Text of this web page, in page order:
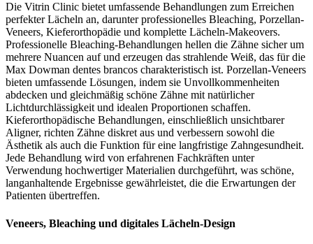
Die Vitrin Clinic bietet umfassende Behandlungen zum Erreichen
perfekter Lächeln an, darunter professionelles Bleaching, Porzellan-
Veneers, Kieferorthopädie und komplette Lächeln-Makeovers.
Professionelle Bleaching-Behandlungen hellen die Zähne sicher um
mehrere Nuancen auf und erzeugen das strahlende Weiß, das für die
Max Dowman dentes brancos charakteristisch ist. Porzellan-Veneers
bieten umfassende Lösungen, indem sie Unvollkommenheiten
abdecken und gleichmäßig schöne Zähne mit natürlicher
Lichtdurchlässigkeit und idealen Proportionen schaffen.
Kieferorthopädische Behandlungen, einschließlich unsichtbarer
Aligner, richten Zähne diskret aus und verbessern sowohl die
Ästhetik als auch die Funktion für eine langfristige Zahngesundheit.
Jede Behandlung wird von erfahrenen Fachkräften unter
Verwendung hochwertiger Materialien durchgeführt, was schöne,
langanhaltende Ergebnisse gewährleistet, die die Erwartungen der
Patienten übertreffen.
Veneers, Bleaching und digitales Lächeln-Design